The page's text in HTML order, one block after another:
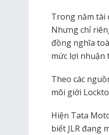
Trong năm tài
Nhưng chỉ
đồng nghĩa
mức lợi nhuận
Theo các
môi giới
Hiện Tata
biết JLR đang